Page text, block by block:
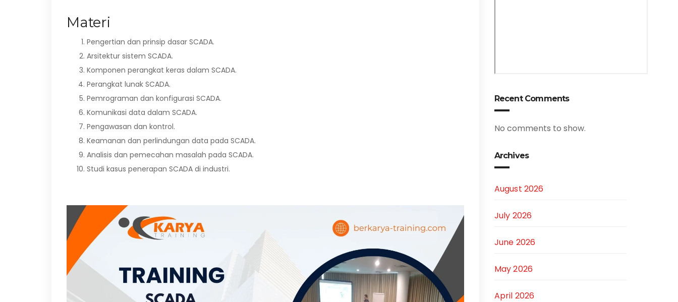
Materi
Pengertian dan prinsip dasar SCADA.
Arsitektur sistem SCADA.
Komponen perangkat keras dalam SCADA.
Perangkat lunak SCADA.
Pemrograman dan konfigurasi SCADA.
Komunikasi data dalam SCADA.
Pengawasan dan kontrol.
Keamanan dan perlindungan data pada SCADA.
Analisis dan pemecahan masalah pada SCADA.
Studi kasus penerapan SCADA di industri.
Recent Comments
No comments to show.
Archives
August 2026
July 2026
June 2026
May 2026
April 2026